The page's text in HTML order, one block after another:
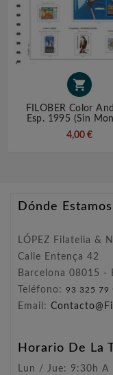

FILOBER Color
Esp. 1995 (sin
4,00 €
Dónde Estamos
LÓPEZ Filatelia &
Calle Entença 42
Barcelona 08015 -
Teléfono: 93 325 79
Email:
Horario De La
Lun / Jue: 9:30h